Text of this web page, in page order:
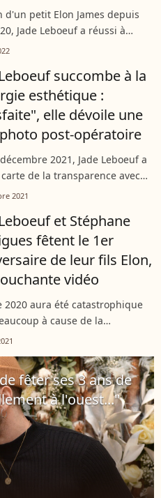
d'un petit Elon James depuis
Jade Leboeuf a réussi à
ses kilos en trop, et elle n'a
Et si elle semble épanouie...
succombe à la
esthétique :
elle dévoile une
post-opératoire
2021, Jade Leboeuf a
de la transparence avec
Instagram. La jeune
à la chirurgie esthétique pour...
2021
et Stéphane
fêtent le 1er
de leur fils Elon,
vidéo
2020 aura été catastrophique
à cause de la
Mais pour Jade Leboeuf et
avec l'arrivée de leur fils
fêter ses 3 ans de
à l'ouest..."